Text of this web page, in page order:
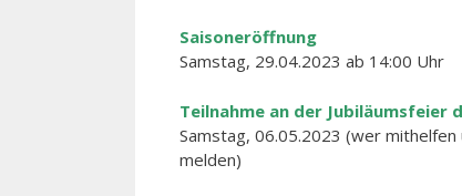
Saisoneröffnung
Samstag, 29.04.2023 ab 14:00 Uhr
Teilnahme an der Jubiläumsfeier
Samstag, 06.05.2023 (wer
melden)